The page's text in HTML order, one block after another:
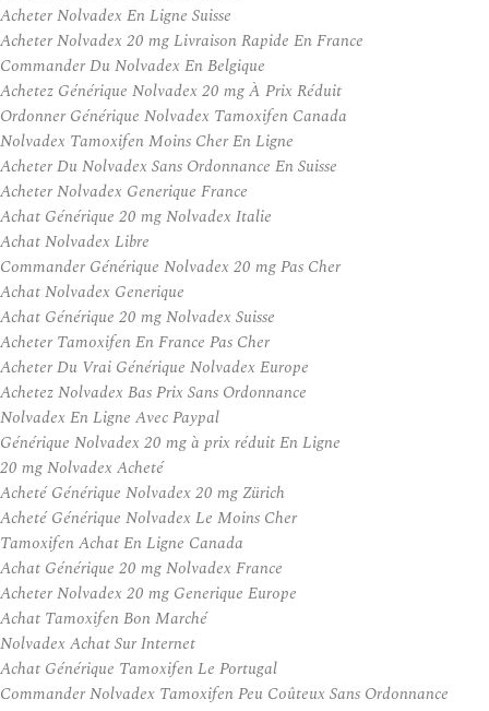
Acheter Nolvadex En Ligne Suisse
Acheter Nolvadex 20 mg Livraison Rapide En France
Commander Du Nolvadex En Belgique
Achetez Générique Nolvadex 20 mg À Prix Réduit
Ordonner Générique Nolvadex Tamoxifen Canada
Nolvadex Tamoxifen Moins Cher En Ligne
Acheter Du Nolvadex Sans Ordonnance En Suisse
Acheter Nolvadex Generique France
Achat Générique 20 mg Nolvadex Italie
Achat Nolvadex Libre
Commander Générique Nolvadex 20 mg Pas Cher
Achat Nolvadex Generique
Achat Générique 20 mg Nolvadex Suisse
Acheter Tamoxifen En France Pas Cher
Acheter Du Vrai Générique Nolvadex Europe
Achetez Nolvadex Bas Prix Sans Ordonnance
Nolvadex En Ligne Avec Paypal
Générique Nolvadex 20 mg à prix réduit En Ligne
20 mg Nolvadex Acheté
Acheté Générique Nolvadex 20 mg Zürich
Acheté Générique Nolvadex Le Moins Cher
Tamoxifen Achat En Ligne Canada
Achat Générique 20 mg Nolvadex France
Acheter Nolvadex 20 mg Generique Europe
Achat Tamoxifen Bon Marché
Nolvadex Achat Sur Internet
Achat Générique Tamoxifen Le Portugal
Commander Nolvadex Tamoxifen Peu Coûteux Sans Ordonnance